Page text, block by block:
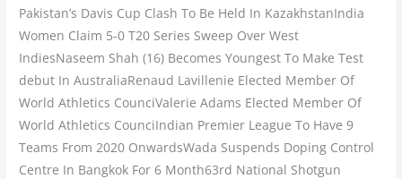
Pakistan’s Davis Cup Clash To Be Held In KazakhstanIndia
Women Claim 5-0 T20 Series Sweep Over West
IndiesNaseem Shah (16) Becomes Youngest To Make Test
debut In AustraliaRenaud Lavillenie Elected Member Of
World Athletics CounciValerie Adams Elected Member Of
World Athletics CounciIndian Premier League To Have 9
Teams From 2020 OnwardsWada Suspends Doping Control
Centre In Bangkok For 6 Month63rd National Shotgun